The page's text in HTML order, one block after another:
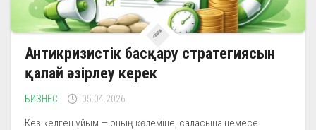
Антикризистік басқару стратегиясын
қалай әзірлеу керек
БИЗНЕС 05.04.2026
Кез келген ұйым — оның көлеміне, саласына немесе